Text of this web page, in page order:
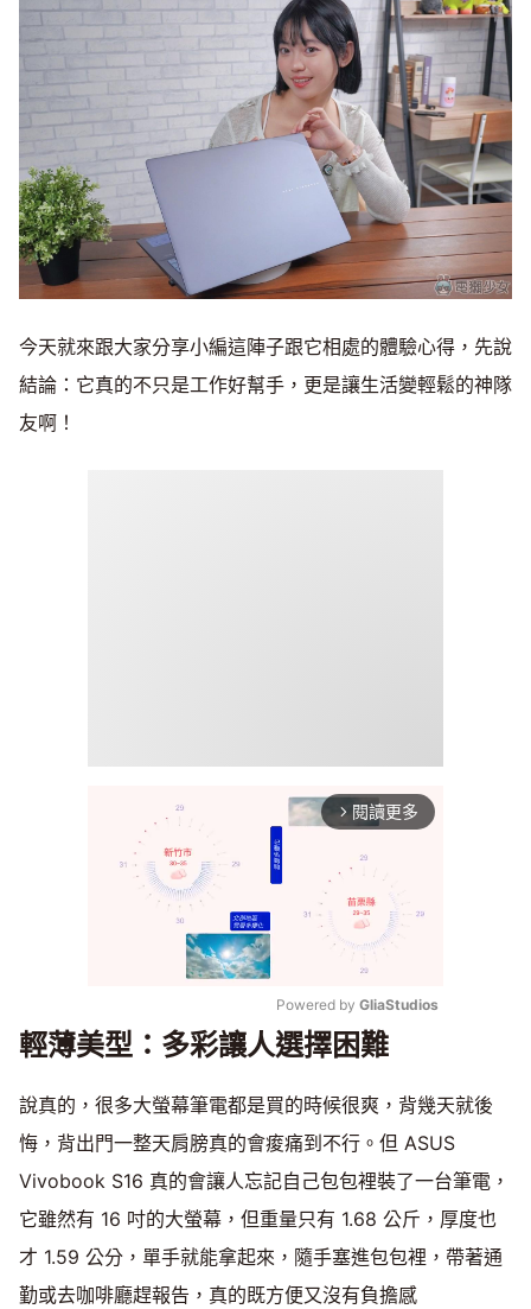
今天就來跟大家分享小編這陣子跟它相處的體驗心得，先說
結論：它真的不只是工作好幫手，更是讓生活變輕鬆的神隊
友啊！
arrow_forward_ios 閱讀更多
Mute
Powered by GliaStudios
輕薄美型：多彩讓人選擇困難
說真的，很多大螢幕筆電都是買的時候很爽，背幾天就後
悔，背出門一整天肩膀真的會痠痛到不行。但 ASUS
Vivobook S16 真的會讓人忘記自己包包裡裝了一台筆電，
它雖然有 16 吋的大螢幕，但重量只有 1.68 公斤，厚度也
才 1.59 公分，單手就能拿起來，隨手塞進包包裡，帶著通
勤或去咖啡廳趕報告，真的既方便又沒有負擔感